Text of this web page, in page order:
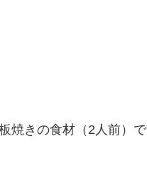
焼きの食材（2人前）で